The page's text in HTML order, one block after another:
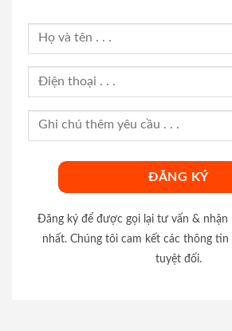
Đăng ký để được gọi lại tư vấn &
nhất. Chúng tôi cam kết các thông
tuyệt đối.